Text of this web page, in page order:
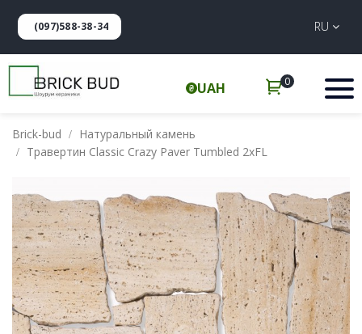
(097)588-38-34 RU
UAH 0
Brick-bud
Натуральный камень
Травертин Classic Crazy Paver Tumbled 2xFL